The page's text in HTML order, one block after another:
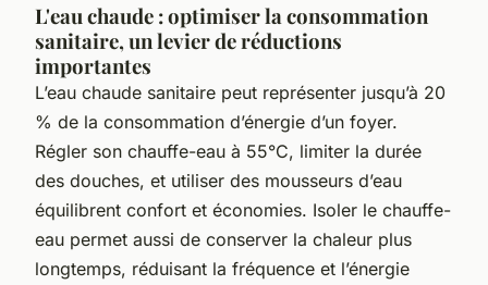
L'eau chaude : optimiser la consommation
sanitaire, un levier de réductions
importantes
L’eau chaude sanitaire peut représenter jusqu’à 20
% de la consommation d’énergie d’un foyer.
Régler son chauffe-eau à 55°C, limiter la durée
des douches, et utiliser des mousseurs d’eau
équilibrent confort et économies. Isoler le chauffe-
eau permet aussi de conserver la chaleur plus
longtemps, réduisant la fréquence et l’énergie